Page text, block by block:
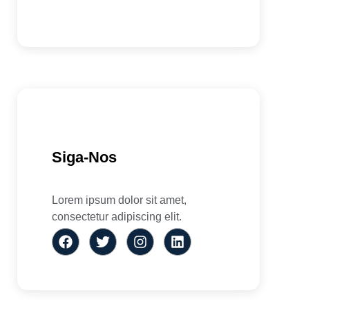
Siga-Nos
Lorem ipsum dolor sit amet,
consectetur adipiscing elit.